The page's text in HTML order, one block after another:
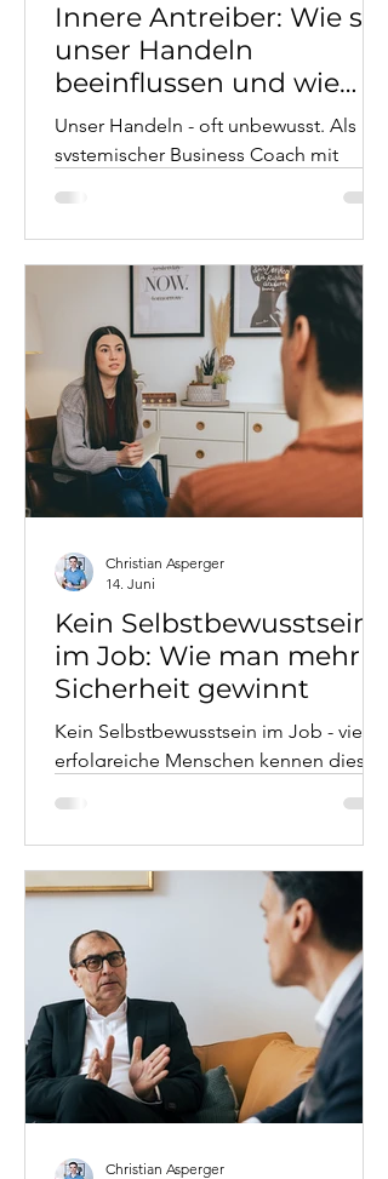
Innere Antreiber: Wie sie
unser Handeln
beeinflussen und wie
man sie nutzt
Unser Handeln - oft unbewusst. Als
systemischer Business Coach mit
andere Antreiber funktionieren, welche
Gefühle (Schuld, Scham, Ohnmacht)
dahinter liegen und wie
Vermeidungsverhalten entsteht. Mit
konkreten Fallbeispielen aus Coaching
und Therapie, lösungsorientierten
Strategien und wissenschaftlich
fundierten Konzepten
(Transaktionsanalyse, Schema-
Therapie, IFS).
Kein Selbstbewusstsein
im Job: Wie man mehr
Sicherheit gewinnt
Kein Selbstbewusstsein im Job - viele
erfolgreiche Menschen kennen dieses
systemischer Psychotherapeut aus
Wien, erklärt, warum berufliche
Unsicherheit oft tiefere Wurzeln hat als
mangelnde Kompetenz - und wie man
durch therapeutische Arbeit nachhaltig
mehr innere Sicherheit gewinnt.
Christian Asperger
14. Juni
Christian Asperger